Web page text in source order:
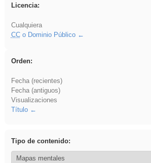
Licencia:
Cualquiera
CCo Dominio Público
Orden:
Fecha (recientes)
Fecha (antiguos)
Visualizaciones
Título
Tipo de contenido: